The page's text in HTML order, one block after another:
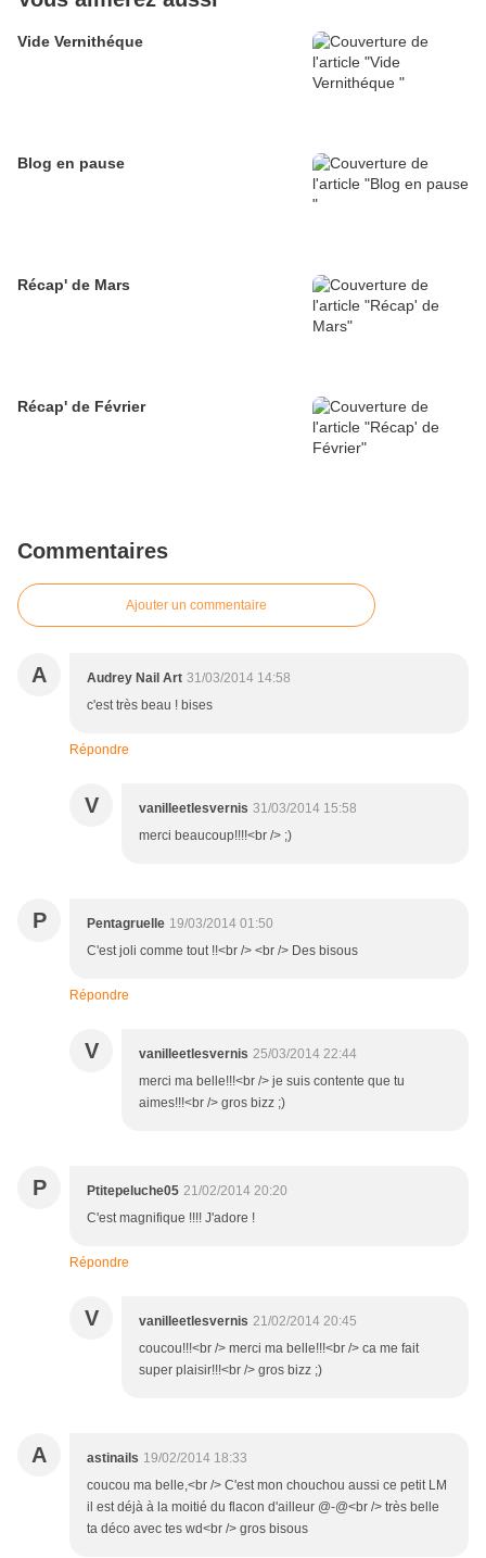
Vide Vernithéque
Blog en pause
Récap' de Mars
Récap' de Février
Commentaires
Ajouter un commentaire
A Audrey Nail Art 31/03/2014 14:58
c'est très beau ! bises
Répondre
V vanilleetlesvernis 31/03/2014 15:58
merci beaucoup!!!!<br /> ;)
P Pentagruelle 19/03/2014 01:50
C'est joli comme tout !!<br /> <br /> Des bisous
Répondre
V vanilleetlesvernis 25/03/2014 22:44
merci ma belle!!!<br /> je suis contente que tu
aimes!!!<br /> gros bizz ;)
P Ptitepeluche05 21/02/2014 20:20
C'est magnifique !!!! J'adore !
Répondre
V vanilleetlesvernis 21/02/2014 20:45
coucou!!!<br /> merci ma belle!!!<br /> ca me fait
super plaisir!!!<br /> gros bizz ;)
A astinails 19/02/2014 18:33
coucou ma belle,<br /> C'est mon chouchou aussi ce petit LM
il est déjà à la moitié du flacon d'ailleur @-@<br /> très belle
ta déco avec tes wd<br /> gros bisous